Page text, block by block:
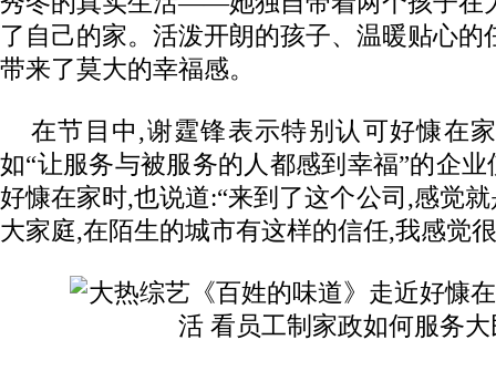
了自己的家。活泼开朗的孩子、温暖贴心的
带来了莫大的幸福感。
在节目中,谢霆锋表示特别认可好慷在
如“让服务与被服务的人都感到幸福”的企
好慷在家时,也说道:“来到了这个公司,感觉
大家庭,在陌生的城市有这样的信任,我感觉